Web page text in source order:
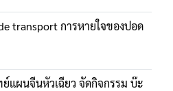
transport การหายใจของปอด
แผนจีนหัวเฉียว จัดกิจกรรม บ๊ะ